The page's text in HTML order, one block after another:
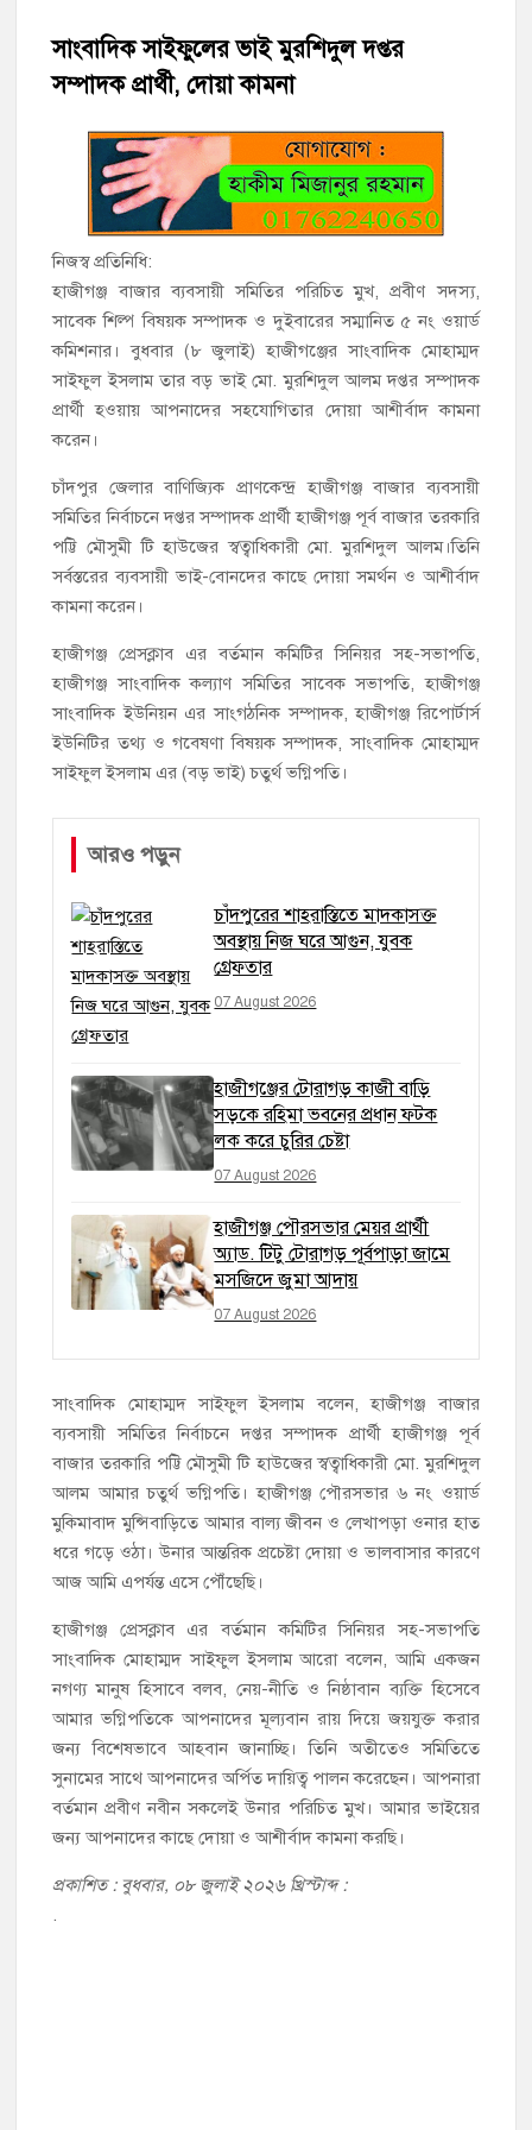
অভিভাবক সমাবেশ
হাজীগঞ্জে অস্বাস্থ্যকর পরিবেশে খাবার প্রস্তুত: ২ হোটেলকে ৪৫ হাজার
হাজীগঞ্জে ৬ বছরের শিশুকে ধর্ষণের অভিযোগে কেয়ারটেকার আটক
হাজীগঞ্জের রাজারগাঁও উবিতে জুলাই গণঅভ্যুত্থান দিবস পালন
হাজীগঞ্জ সরকারি মডেল পাইলট হাই স্কুল অ্যান্ড কলেজে ‘জুলাই
গণঅভ্যুত্থান দিবস’ পালিত
‘জনগণের ভোটে নির্বাচিত হয়ে ফরিদগঞ্জের উন্নয়নে কাজ করছি’ :
আলহাজ্ব এমএ হান্নান এমপি
নিষিদ্ধ জাল মেরামত ও মাছ শিকার
সাংবাদিক সাইফুলের ভাই মুরশিদুল দপ্তর
সম্পাদক প্রার্থী, দোয়া কামনা
নিজস্ব প্রতিনিধি:
হাজীগঞ্জ বাজার ব্যবসায়ী সমিতির পরিচিত মুখ, প্রবীণ সদস্য,
সাবেক শিল্প বিষয়ক সম্পাদক ও দুইবারের সম্মানিত ৫ নং ওয়ার্ড
কমিশনার। বুধবার (৮ জুলাই) হাজীগঞ্জের সাংবাদিক মোহাম্মদ
সাইফুল ইসলাম তার বড় ভাই মো. মুরশিদুল আলম দপ্তর সম্পাদক
প্রার্থী হওয়ায় আপনাদের সহযোগিতার দোয়া আশীর্বাদ কামনা
করেন।
চাঁদপুর জেলার বাণিজ্যিক প্রাণকেন্দ্র হাজীগঞ্জ বাজার ব্যবসায়ী
সমিতির নির্বাচনে দপ্তর সম্পাদক প্রার্থী হাজীগঞ্জ পূর্ব বাজার তরকারি
পট্টি মৌসুমী টি হাউজের স্বত্বাধিকারী মো. মুরশিদুল আলম।তিনি
সর্বস্তরের ব্যবসায়ী ভাই-বোনদের কাছে দোয়া সমর্থন ও আশীর্বাদ
কামনা করেন।
হাজীগঞ্জ প্রেসক্লাব এর বর্তমান কমিটির সিনিয়র সহ-সভাপতি,
হাজীগঞ্জ সাংবাদিক কল্যাণ সমিতির সাবেক সভাপতি, হাজীগঞ্জ
সাংবাদিক ইউনিয়ন এর সাংগঠনিক সম্পাদক, হাজীগঞ্জ রিপোর্টার্স
ইউনিটির তথ্য ও গবেষণা বিষয়ক সম্পাদক, সাংবাদিক মোহাম্মদ
সাইফুল ইসলাম এর (বড় ভাই) চতুর্থ ভগ্নিপতি।
আরও পড়ুন
চাঁদপুরের শাহরাস্তিতে মাদকাসক্ত
অবস্থায় নিজ ঘরে আগুন, যুবক
গ্রেফতার
07 August 2026
হাজীগঞ্জের টোরাগড় কাজী বাড়ি
সড়কে রহিমা ভবনের প্রধান ফটক
লক করে চুরির চেষ্টা
07 August 2026
হাজীগঞ্জ পৌরসভার মেয়র প্রার্থী
অ্যাড. টিটু টোরাগড় পূর্বপাড়া জামে
মসজিদে জুমা আদায়
07 August 2026
সাংবাদিক মোহাম্মদ সাইফুল ইসলাম বলেন, হাজীগঞ্জ বাজার
ব্যবসায়ী সমিতির নির্বাচনে দপ্তর সম্পাদক প্রার্থী হাজীগঞ্জ পূর্ব
বাজার তরকারি পট্টি মৌসুমী টি হাউজের স্বত্বাধিকারী মো. মুরশিদুল
আলম আমার চতুর্থ ভগ্নিপতি। হাজীগঞ্জ পৌরসভার ৬ নং ওয়ার্ড
মুকিমাবাদ মুন্সিবাড়িতে আমার বাল্য জীবন ও লেখাপড়া ওনার হাত
ধরে গড়ে ওঠা। উনার আন্তরিক প্রচেষ্টা দোয়া ও ভালবাসার কারণে
আজ আমি এপর্যন্ত এসে পৌঁছেছি।
হাজীগঞ্জ প্রেসক্লাব এর বর্তমান কমিটির সিনিয়র সহ-সভাপতি
সাংবাদিক মোহাম্মদ সাইফুল ইসলাম আরো বলেন, আমি একজন
নগণ্য মানুষ হিসাবে বলব, নেয়-নীতি ও নিষ্ঠাবান ব্যক্তি হিসেবে
আমার ভগ্নিপতিকে আপনাদের মূল্যবান রায় দিয়ে জয়যুক্ত করার
জন্য বিশেষভাবে আহবান জানাচ্ছি। তিনি অতীতেও সমিতিতে
সুনামের সাথে আপনাদের অর্পিত দায়িত্ব পালন করেছেন। আপনারা
বর্তমান প্রবীণ নবীন সকলেই উনার পরিচিত মুখ। আমার ভাইয়ের
জন্য আপনাদের কাছে দোয়া ও আশীর্বাদ কামনা করছি।
প্রকাশিত : বুধবার, ০৮ জুলাই ২০২৬ খ্রিস্টাব্দ :